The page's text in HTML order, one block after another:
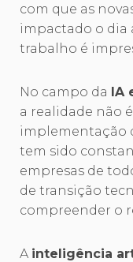
com que as
impactado o dia
trabalho é
No campo da IA
a realidade não
implementação
tem sido
empresas de
de transição
compreender o
A inteligência